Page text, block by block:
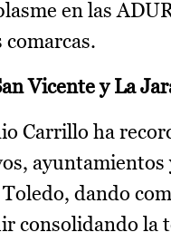
en las
comarcas.
Vicente y La
Carrillo ha
dando
consolidando la